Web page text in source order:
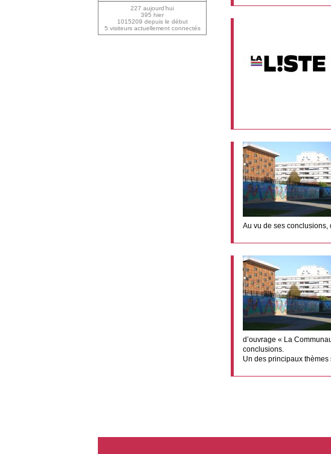
Au vu de ses
d’ouvrage « La
conclusions.
Un des principaux
227 aujourd’hui
395 hier
1015209 depuis le début
5 visiteurs actuellement connectés